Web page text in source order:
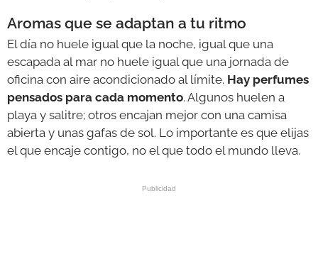
Aromas que se adaptan a tu ritmo
El día no huele igual que la noche, igual que una
escapada al mar no huele igual que una jornada de
oficina con aire acondicionado al límite. Hay perfumes
pensados para cada momento. Algunos huelen a
playa y salitre; otros encajan mejor con una camisa
abierta y unas gafas de sol. Lo importante es que elijas
el que encaje contigo, no el que todo el mundo lleva.